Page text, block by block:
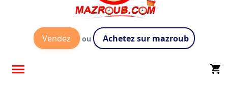
Vendez ou Achetez sur mazroub
 shopping_cart